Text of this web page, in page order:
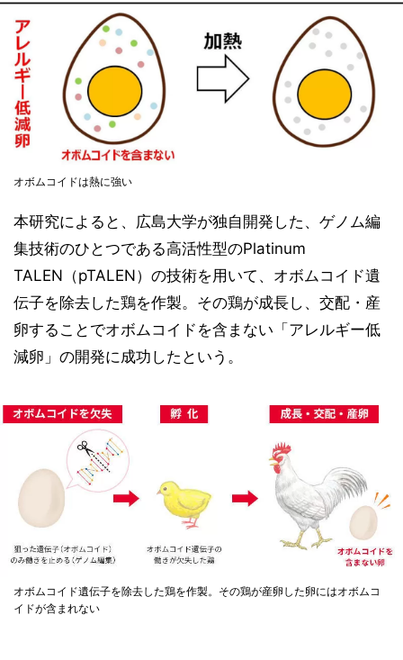
オボムコイドは熱に強い
本研究によると、広島大学が独自開発した、ゲノム編
集技術のひとつである高活性型のPlatinum
TALEN（pTALEN）の技術を用いて、オボムコイド遺
伝子を除去した鶏を作製。その鶏が成長し、交配・産
卵することでオボムコイドを含まない「アレルギー低
減卵」の開発に成功したという。
オボムコイド遺伝子を除去した鶏を作製。その鶏が産卵した卵にはオボムコ
イドが含まれない